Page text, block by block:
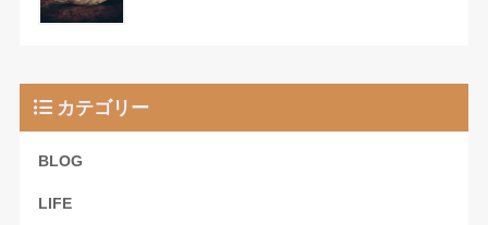
カテゴリー
BLOG
LIFE